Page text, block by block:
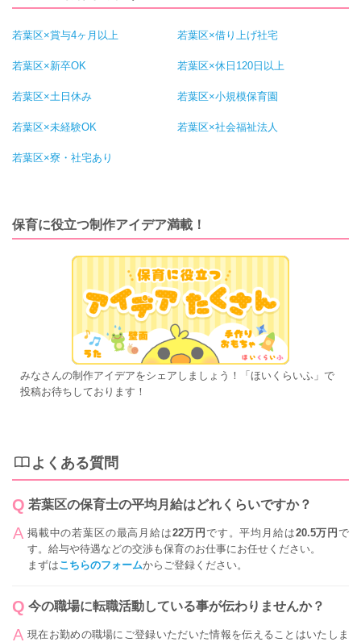
若葉区×賞与4ヶ月以上 若葉区×借り上げ社宅
若葉区×新卒OK 若葉区×休日120日以上
若葉区×土日休み 若葉区×小規模保育園
若葉区×未経験OK 若葉区×社会福祉法人
若葉区×寮・社宅あり
保育に役立つ制作アイデア満載！
みなさんの制作アイデアをシェアしましょう！「ほいくらいふ」で
投稿お待ちしております！
よくある質問
若葉区の保育士の平均月給はどれくらいですか？
掲載中の若葉区の最高月給は22万円です。平均月給は20.5万円で
す。給与や待遇などの交渉も保育のお仕事にお任せください。
まずはこちらのフォームからご登録ください。
今の職場に転職活動している事が伝わりませんか？
現在お勤めの職場にご登録いただいた情報を伝えることはいたしま